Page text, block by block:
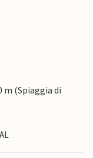
m (Spiaggia di